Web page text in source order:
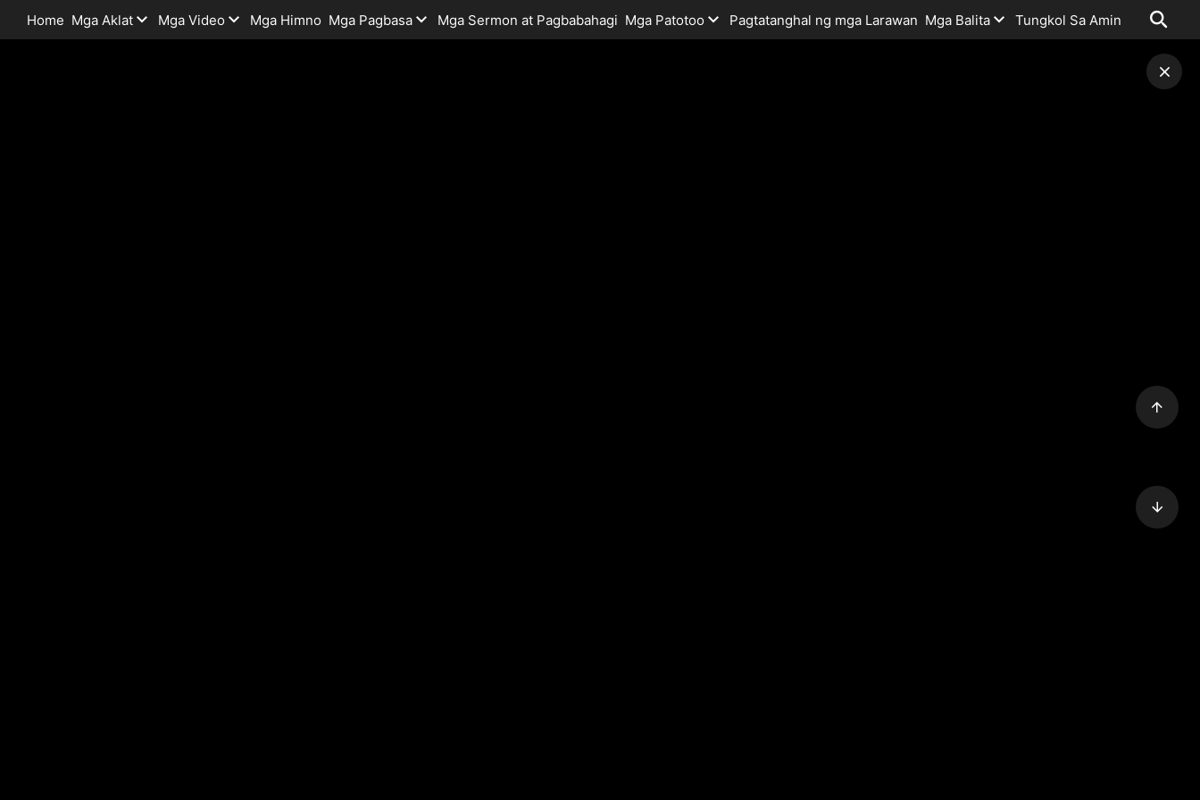
Home Mga Aklat Mga Video Mga Himno Mga Pagbasa Mga Sermon at Pagbabahagi Mga Patotoo Pagtatanghal ng mga Larawan Mga Balita Tungkol Sa Amin